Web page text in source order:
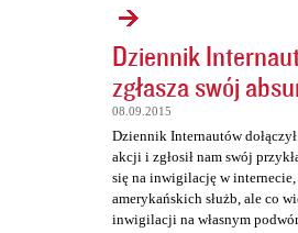
Dziennik
zgłasza swój
08.09.2015
Dziennik Internautów
akcji i zgłosił nam swój
się na inwigilację w internecie,
amerykańskich służb, ale co
inwigilacji na własnym